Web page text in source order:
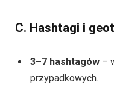
C. Hashtagi i
3–7 hashtagów –
przypadkowych.